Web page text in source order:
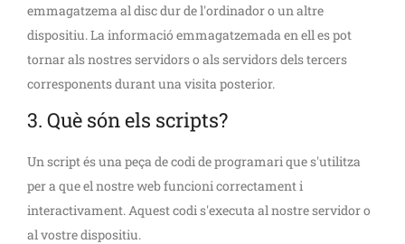
emmagatzema al disc dur de l'ordinador o un altre
dispositiu. La informació emmagatzemada en ell es pot
tornar als nostres servidors o als servidors dels tercers
corresponents durant una visita posterior.
3. Què són els scripts?
Un script és una peça de codi de programari que s'utilitza
per a que el nostre web funcioni correctament i
interactivament. Aquest codi s'executa al nostre servidor o
al vostre dispositiu.